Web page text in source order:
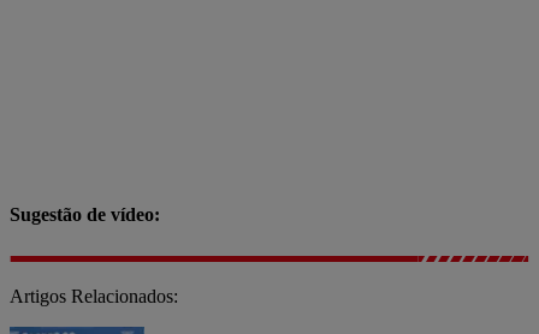
Sugestão de vídeo:
Artigos Relacionados: